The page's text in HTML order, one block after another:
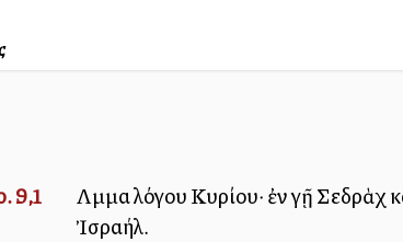
9,1
Λῆμμα λόγου Κυρίου· ἐν γῇ Σεδρὰχ
Ἰσραήλ.